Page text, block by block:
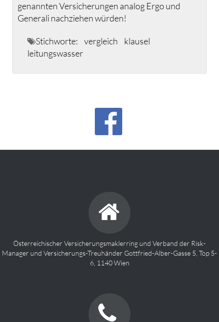
genannten Versicherungen analog Ergo und
Generali nachziehen würden!
Stichworte: vergleich
klausel
leitungswasser
Österreichischer Versicherungsmaklerring und Verband der Risk-
Manager und Versicherungs-Treuhänder Gottfried-Alber-Gasse 5, Top 5-
6, 1140 Wien